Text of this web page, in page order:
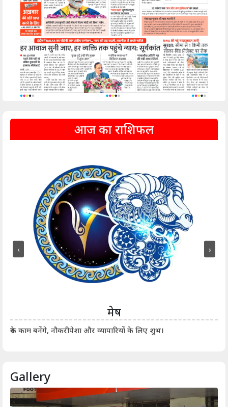
आज का राशिफल
मेष
रुके काम बनेंगे, नौकरीपेशा और व्यापारियों के लिए शुभ।
‹ ›
Gallery